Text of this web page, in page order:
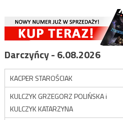
Darczyńcy - 6.08.2026
KACPER STAROŚCIAK
KULCZYK GRZEGORZ POLIŃSKA i
KULCZYK KATARZYNA